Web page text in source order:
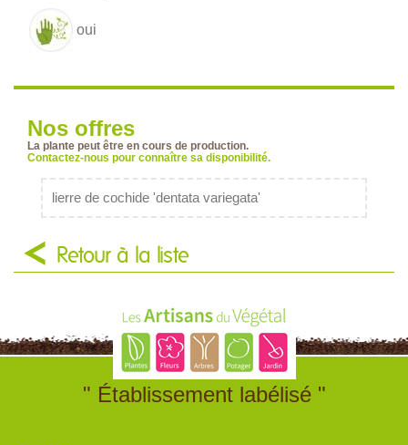
oui
Nos offres
La plante peut être en cours de production.
Contactez-nous pour connaître sa disponibilité.
lierre de cochide 'dentata variegata'
Retour à la liste
" Établissement labélisé "